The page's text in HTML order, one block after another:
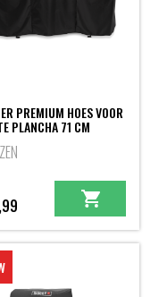
PREMIUM HOES VOOR
PLANCHA 71 CM